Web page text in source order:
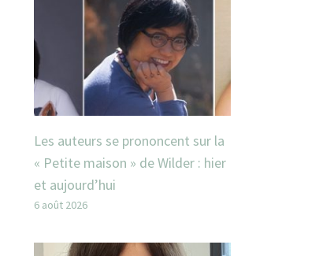
Les auteurs se prononcent sur la
« Petite maison » de Wilder : hier
et aujourd’hui
6 août 2026